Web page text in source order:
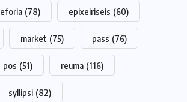
eforia (78) epixeiriseis (60)
market (75) pass (76)
pos (51) reuma (116)
syllipsi (82)